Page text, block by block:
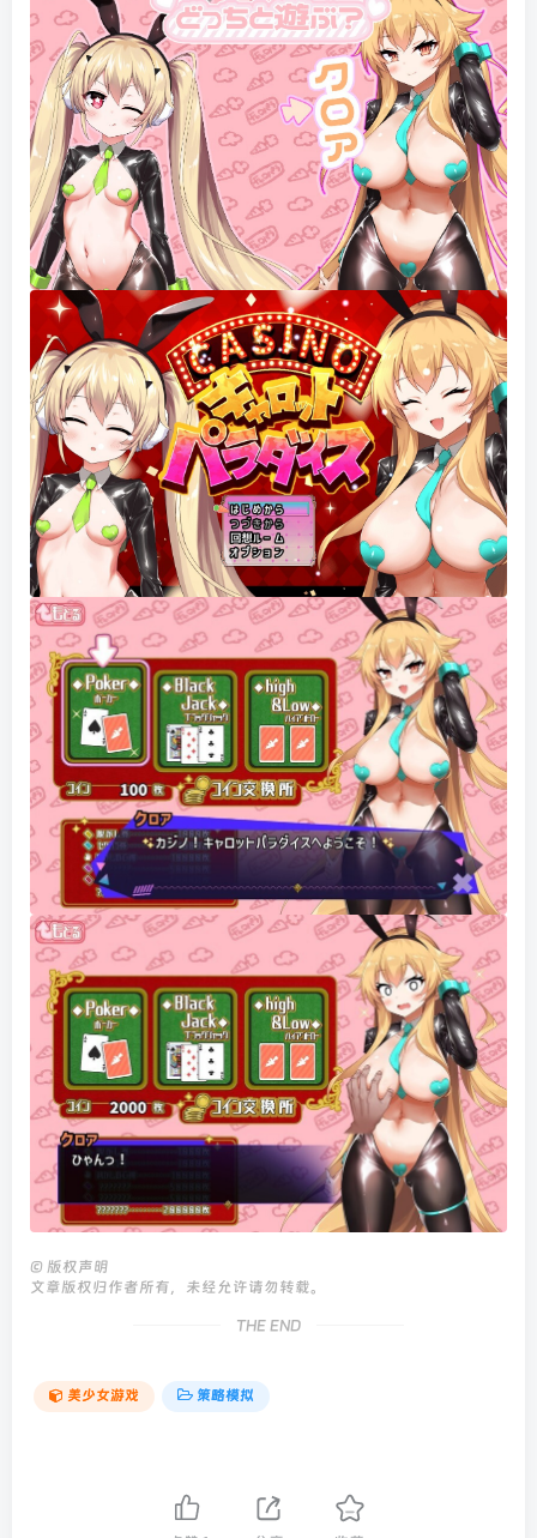
© 版权声明
文章版权归作者所有，未经允许请勿转载。
THE END
美少女游戏 策略模拟